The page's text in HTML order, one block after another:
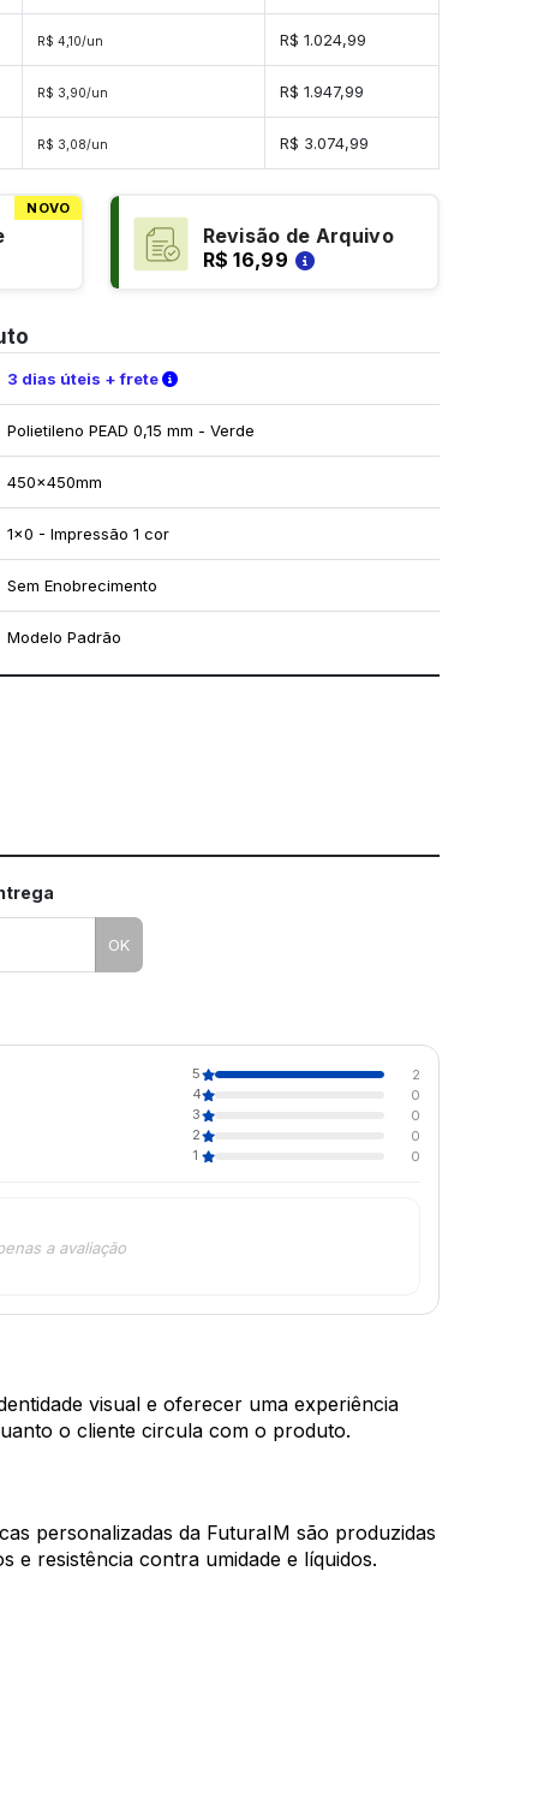
R$ 4,10/un R$ 1.024,99
R$ 3,90/un R$ 1.947,99
R$ 3,08/un R$ 3.074,99
NOVO
Revisão de Arquivo
R$ 16,99
3 dias úteis + frete Verifique as condições de entrega
Polietileno PEAD 0,15 mm - Verde
450x450mm
1x0 - Impressão 1 cor
Sem Enobrecimento
Modelo Padrão
OK
5
2
4
0
3
0
2
0
1
0
a avaliação
visual e oferecer uma experiência
o cliente circula com o produto.
personalizadas da FuturaIM são produzidas
e resistência contra umidade e líquidos.